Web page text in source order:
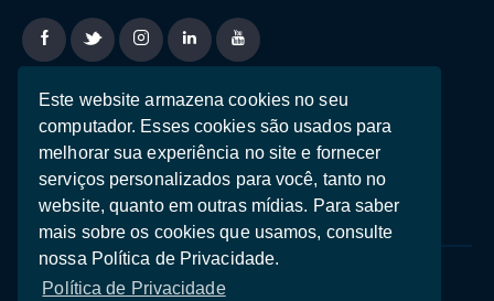
Este website armazena cookies no seu
computador. Esses cookies são usados ​​para
melhorar sua experiência no site e fornecer
serviços personalizados para você, tanto no
website, quanto em outras mídias. Para saber
mais sobre os cookies que usamos, consulte
nossa Política de Privacidade.
Política de Privacidade
Sessão estratégica
Ebooks
Teste de Personalidade
Política de Privacidade